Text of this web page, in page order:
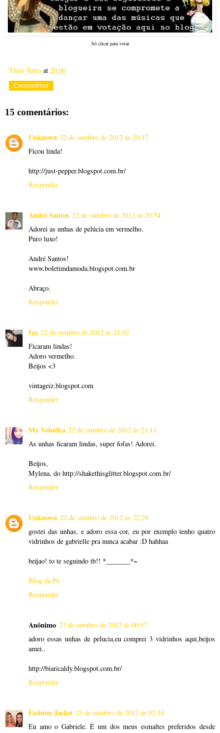
Só clicar para votar
Thais Terra at 20:00
Compartilhar
15 comentários:
Unknown 22 de outubro de 2012 às 20:17
Ficou linda!
http://just-pepper.blogspot.com.br/
Responder
André Santos 22 de outubro de 2012 às 20:54
Adorei as unhas de pelúcia em vermelho.
Puro luxo!
André Santos!
www.boletimdamoda.blogspot.com.br
Abraço.
Responder
Iza 22 de outubro de 2012 às 21:02
Ficaram lindas!
Adoro vermelho.
Beijos <3
vintageiz.blogspot.com
Responder
My Volodka 22 de outubro de 2012 às 21:11
As unhas ficaram lindas, super fofas! Adorei.
Beijos,
Mylena, do http://shakethisglitter.blogspot.com.br/
Responder
Unknown 22 de outubro de 2012 às 22:29
gostei das unhas, e adoro essa cor, eu por exemplo tenho quatro
vidrinhos de gabrielle pra nunca acabar :D hahhaa
beijao! to te seguindo tb!! *_______*~
Blog da Pê
Responder
Anônimo 23 de outubro de 2012 às 00:57
adoro essas unhas de pelucia,eu comprei 3 vidrinhos aqui,beijos
amei..
http://biaricaldy.blogspot.com.br/
Responder
Fashion Jacket 23 de outubro de 2012 às 02:34
Eu amo o Gabriele. É um dos meus esmaltes preferidos desde